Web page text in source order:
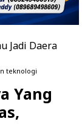
dengan
teknologi
Yang